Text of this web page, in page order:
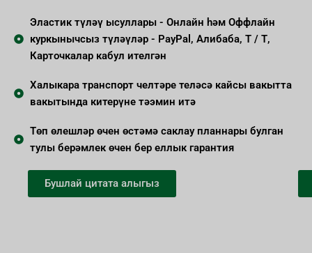
Эластик түләү ысуллары - Онлайн һәм Оффлайн
куркынычсыз түләүләр - PayPal, Алибаба, Т / Т,
Карточкалар кабул ителгән
Халыкара транспорт челтәре теләсә кайсы вакытта
вакытында китерүне тәэмин итә
Төп өлешләр өчен өстәмә саклау планнары булган
тулы берәмлек өчен бер еллык гарантия
Бушлай цитата алыгыз